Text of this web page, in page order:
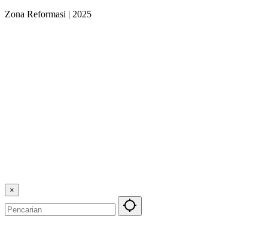
Zona Reformasi | 2025
×